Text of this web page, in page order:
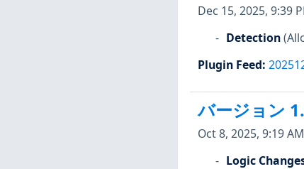
Dec 15, 2025, 9:39
Detection
Plugin Feed:
バージョン
Oct 8, 2025, 9:19 AM
Logic